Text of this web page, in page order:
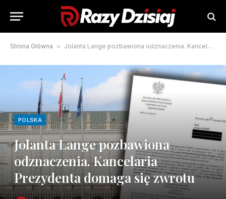
Strona Główna » Jolanta Lange pozbawiona odznaczenia. Kancelaria Prezydenta domaga się zwrotu
POLSKA
Jolanta Lange pozbawiona
odznaczenia. Kancelaria
Prezydenta domaga się zwrotu